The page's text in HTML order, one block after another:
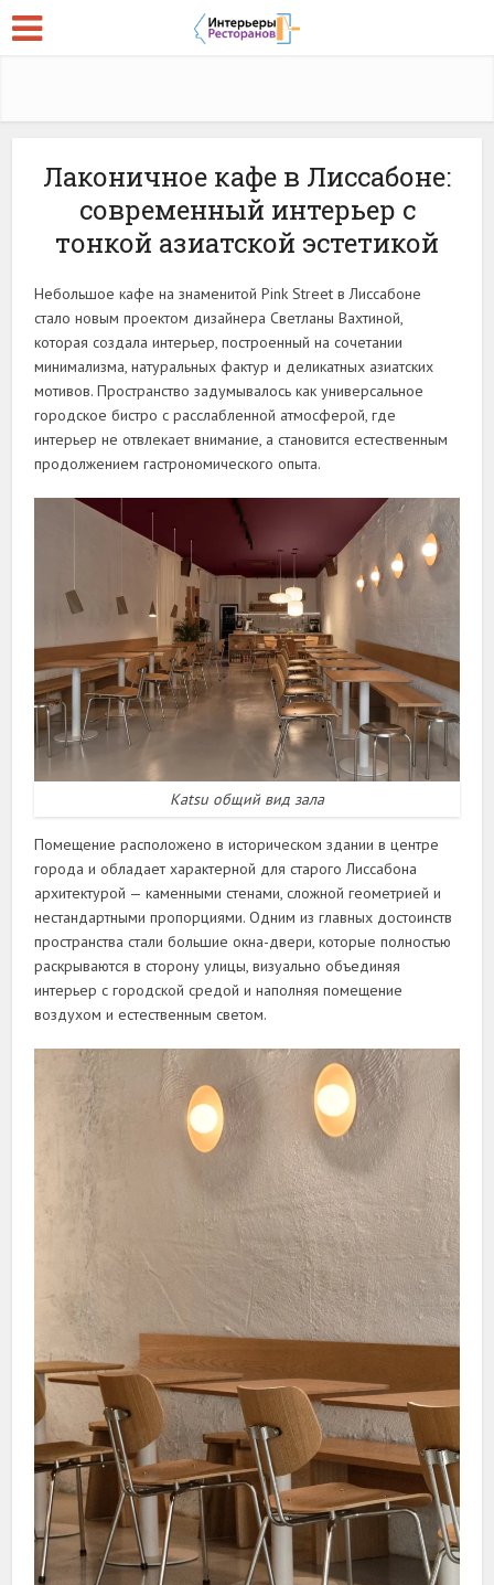
Лаконичное кафе в Лиссабоне:
современный интерьер с
тонкой азиатской эстетикой
Небольшое кафе на знаменитой Pink Street в Лиссабоне
стало новым проектом дизайнера Светланы Вахтиной,
которая создала интерьер, построенный на сочетании
минимализма, натуральных фактур и деликатных азиатских
мотивов. Пространство задумывалось как универсальное
городское бистро с расслабленной атмосферой, где
интерьер не отвлекает внимание, а становится естественным
продолжением гастрономического опыта.
Katsu общий вид зала
Помещение расположено в историческом здании в центре
города и обладает характерной для старого Лиссабона
архитектурой — каменными стенами, сложной геометрией и
нестандартными пропорциями. Одним из главных достоинств
пространства стали большие окна-двери, которые полностью
раскрываются в сторону улицы, визуально объединяя
интерьер с городской средой и наполняя помещение
воздухом и естественным светом.